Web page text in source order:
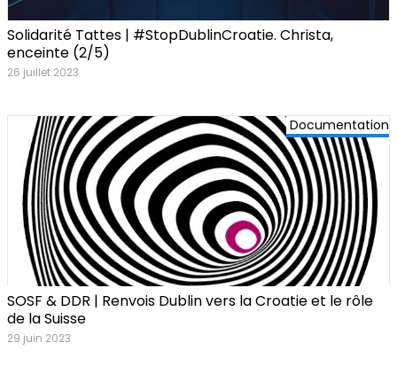
Solidarité Tattes | #StopDublinCroatie. Christa,
enceinte (2/5)
26 juillet 2023
Documentation
SOSF & DDR | Renvois Dublin vers la Croatie et le rôle
de la Suisse
29 juin 2023